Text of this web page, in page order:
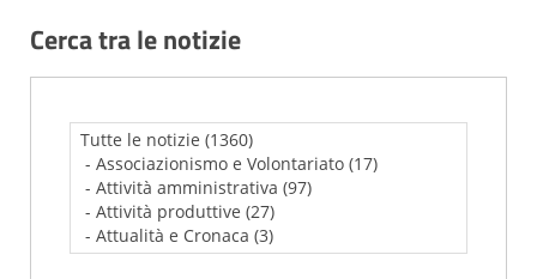
Cerca tra le notizie